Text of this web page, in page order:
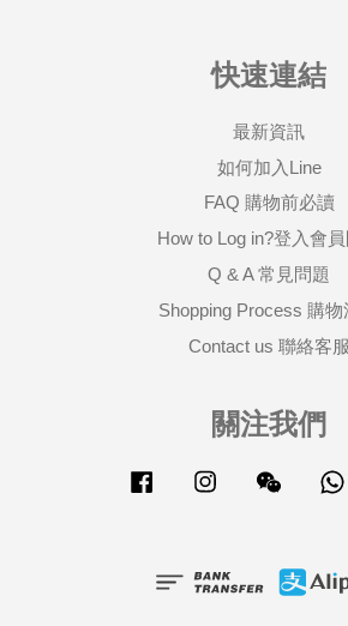
快速連結
最新資訊
如何加入Line
FAQ 購物前必讀
How to Log in?登入會
Q & A 常見問題
Shopping Process 購物
Contact us 聯絡客服
關注我們
Facebook Instagram Wechat